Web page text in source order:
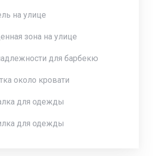
на улице
зона на улице
для барбекю
около кровати
для одежды
для одежды